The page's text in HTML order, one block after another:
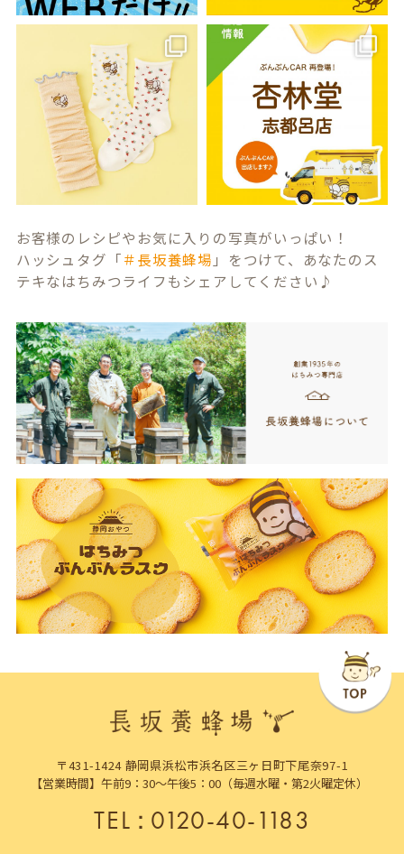
お客様のレシピやお気に入りの写真がいっぱい！
ハッシュタグ「＃長坂養蜂場 」をつけて、あなたのス
テキなはちみつライフもシェアしてください♪
〒431-1424 静岡県浜松市浜名区三ヶ日町下尾奈97-1
【営業時間】午前9：30～午後5：00（毎週水曜・第2火曜定休）
TEL：0120-40-1183